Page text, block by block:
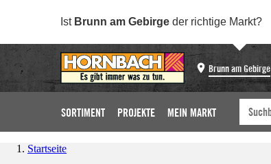
Ist Brunn am Gebirge der richtige Markt?
Brunn am Gebirge
SORTIMENT PROJEKTE MEIN MARKT
Startseite